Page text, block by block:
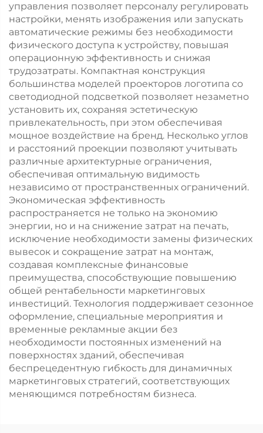
управления позволяет персоналу регулировать
настройки, менять изображения или запускать
автоматические режимы без необходимости
физического доступа к устройству, повышая
операционную эффективность и снижая
трудозатраты. Компактная конструкция
большинства моделей проекторов логотипа со
светодиодной подсветкой позволяет незаметно
установить их, сохраняя эстетическую
привлекательность, при этом обеспечивая
мощное воздействие на бренд. Несколько углов
и расстояний проекции позволяют учитывать
различные архитектурные ограничения,
обеспечивая оптимальную видимость
независимо от пространственных ограничений.
Экономическая эффективность
распространяется не только на экономию
энергии, но и на снижение затрат на печать,
исключение необходимости замены физических
вывесок и сокращение затрат на монтаж,
создавая комплексные финансовые
преимущества, способствующие повышению
общей рентабельности маркетинговых
инвестиций. Технология поддерживает сезонное
оформление, специальные мероприятия и
временные рекламные акции без
необходимости постоянных изменений на
поверхностях зданий, обеспечивая
беспрецедентную гибкость для динамичных
маркетинговых стратегий, соответствующих
меняющимся потребностям бизнеса.